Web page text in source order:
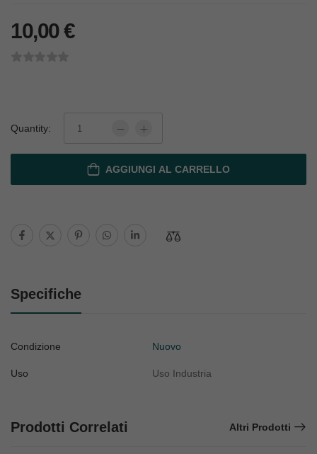
10,00€
Quantity:
AGGIUNGI AL CARRELLO
Specifiche
Condizione Nuovo
Uso Uso Industria
Prodotti Correlati Altri Prodotti